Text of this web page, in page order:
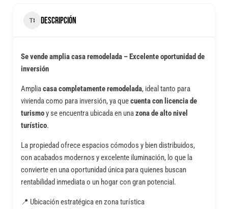
DESCRIPCIÓN
Se vende amplia casa remodelada – Excelente oportunidad de
inversión
Ampliacasa completamente remodelada, ideal tanto para
vivienda como para inversión, ya quecuenta con licencia de
turismoy se encuentra ubicada en unazona de alto nivel
turístico.
La propiedad ofrece espacios cómodos y bien distribuidos,
con acabados modernos y excelente iluminación, lo que la
convierte en una oportunidad única para quienes buscan
rentabilidad inmediata o un hogar con gran potencial.
📍 Ubicación estratégica en zona turística